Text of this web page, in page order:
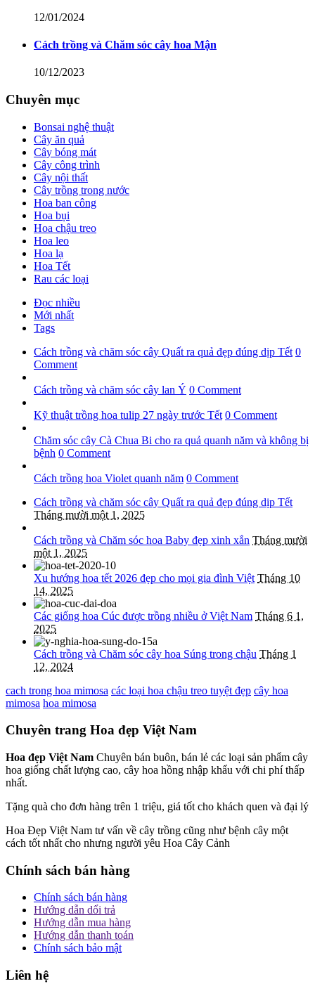
12/01/2024
Cách trồng và Chăm sóc cây hoa Mận
10/12/2023
Chuyên mục
Bonsai nghệ thuật
Cây ăn quả
Cây bóng mát
Cây công trình
Cây nội thất
Cây trồng trong nước
Hoa ban công
Hoa bụi
Hoa chậu treo
Hoa leo
Hoa lạ
Hoa Tết
Rau các loại
Đọc nhiều
Mới nhất
Tags
Cách trồng và chăm sóc cây Quất ra quả đẹp đúng dịp Tết 0
Comment
Cách trồng và chăm sóc cây lan Ý 0 Comment
Kỹ thuật trồng hoa tulip 27 ngày trước Tết 0 Comment
Chăm sóc cây Cà Chua Bi cho ra quả quanh năm và không bị
bệnh 0 Comment
Cách trồng hoa Violet quanh năm 0 Comment
Cách trồng và chăm sóc cây Quất ra quả đẹp đúng dịp Tết
Tháng mười một 1, 2025
Cách trồng và Chăm sóc hoa Baby đẹp xinh xắn Tháng mười
một 1, 2025
Xu hướng hoa tết 2026 đẹp cho mọi gia đình Việt Tháng 10
14, 2025
Các giống hoa Cúc được trồng nhiều ở Việt Nam Tháng 6 1,
2025
Cách trồng và Chăm sóc cây hoa Súng trong chậu Tháng 1
12, 2024
cach trong hoa mimosa các loại hoa chậu treo tuyệt đẹp cây hoa
mimosa hoa mimosa
Chuyên trang Hoa đẹp Việt Nam
Hoa đẹp Việt Nam Chuyên bán buôn, bán lẻ các loại sản phẩm cây
hoa giống chất lượng cao, cây hoa hồng nhập khẩu với chi phí thấp
nhất.
Tặng quà cho đơn hàng trên 1 triệu, giá tốt cho khách quen và đại lý
Hoa Đẹp Việt Nam tư vấn về cây trồng cũng như bệnh cây một
cách tốt nhất cho nhưng người yêu Hoa Cây Cảnh
Chính sách bán hàng
Chính sách bán hàng
Hướng dẫn dổi trả
Hướng dẫn mua hàng
Hướng dẫn thanh toán
Chính sách bảo mật
Liên hệ